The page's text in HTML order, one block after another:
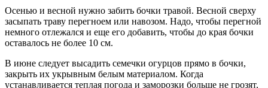
Осенью и весной нужно забить бочки травой. Весной сверху
засыпать траву перегноем или навозом. Надо, чтобы перегной
немного отлежался и еще его добавить, чтобы до края бочки
оставалось не более 10 см.
В июне следует высадить семечки огурцов прямо в бочки,
закрыть их укрывным белым материалом. Когда
устанавливается теплая погода и заморозки больше не грозят,